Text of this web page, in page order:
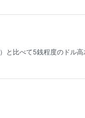
比べて5銭程度のドル高